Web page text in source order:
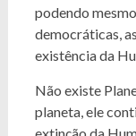
podendo
democráticas,
existência da
Não existe
planeta, ele